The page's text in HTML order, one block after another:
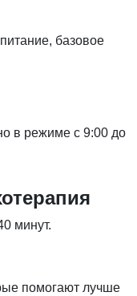
базовое
в режиме с 9:00 до
минут.
помогают лучше